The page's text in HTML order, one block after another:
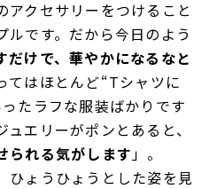
アクセサリーをつけること
ルです。だから今日のよう
だけで、華やかになるなと
てはほとんど“Tシャツに
たラフな服装ばかりです
エリーがポンとあると、
られる気がします 」。
ひょうひょうとした姿を見